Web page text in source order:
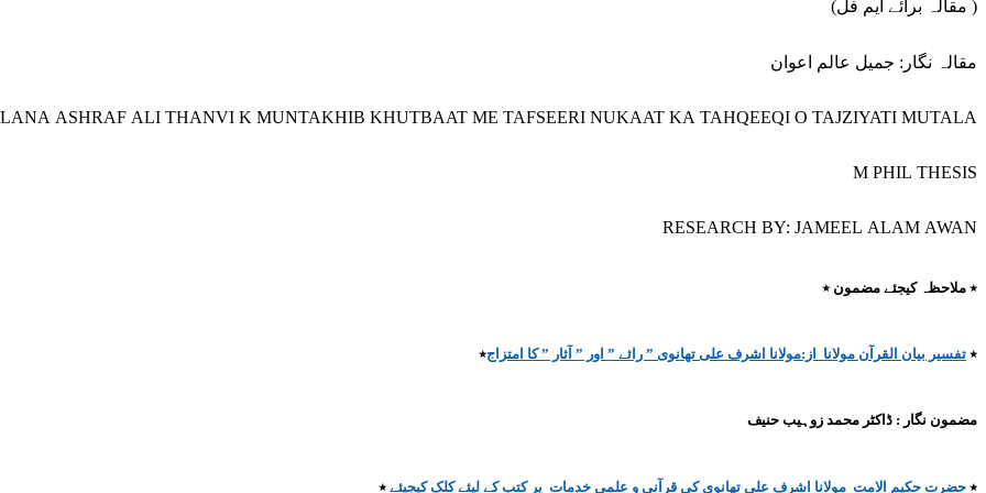
(مقالہ برائے ایم فل )
مقالہ نگار: جمیل عالم اعوان
ASHRAF ALI THANVI K MUNTAKHIB KHUTBAAT ME TAFSEERI NUKAAT KA TAHQEEQI O TAJZIYATI MUTALA
M PHIL THESIS
RESEARCH BY: JAMEEL ALAM AWAN
٭ ملاحظہ کیجئے مضمون ٭
٭ تفسیر بیان القرآن مولانا از:مولانا اشرف علی تھانوی ” رائے ” اور ” آثار ” کا امتزاج٭
مضمون نگار : ڈاکٹر محمد زوہیب حنیف
٭ حضرت حکیم الامت مولانا اشرف علی تھانوی کی قرآنی و علمی خدمات پر کتب کے لیئے کلک کیجیئے ٭